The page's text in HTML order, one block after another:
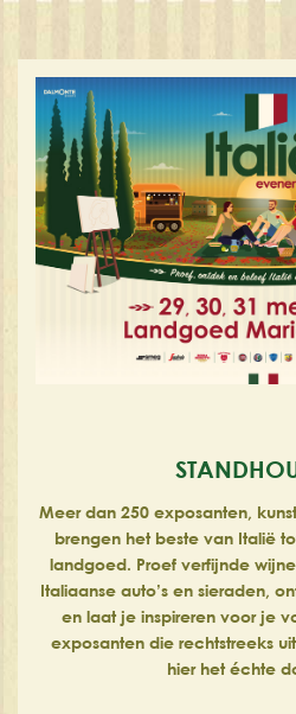
Meer dan 250 exposanten,
brengen het beste van Italië
landgoed. Proef verfijnde
Italiaanse auto’s en sieraden,
en laat je inspireren voor je
exposanten die rechtstreeks
hier het échte